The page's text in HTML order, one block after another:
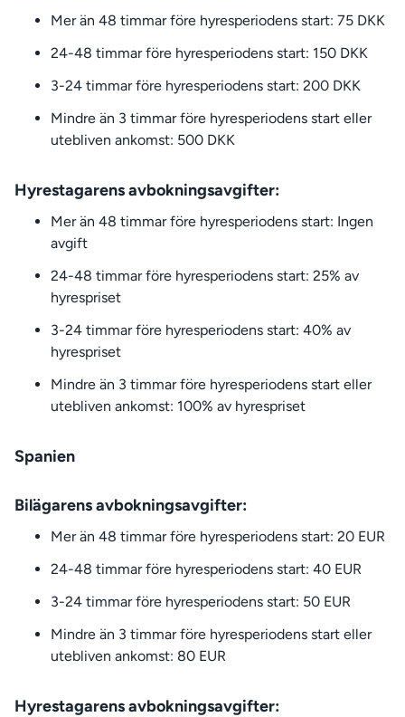
Mer än 48 timmar före hyresperiodens start: 75 DKK
24-48 timmar före hyresperiodens start: 150 DKK
3-24 timmar före hyresperiodens start: 200 DKK
Mindre än 3 timmar före hyresperiodens start eller
utebliven ankomst: 500 DKK
Hyrestagarens avbokningsavgifter:
Mer än 48 timmar före hyresperiodens start: Ingen
avgift
24-48 timmar före hyresperiodens start: 25% av
hyrespriset
3-24 timmar före hyresperiodens start: 40% av
hyrespriset
Mindre än 3 timmar före hyresperiodens start eller
utebliven ankomst: 100% av hyrespriset
Spanien
Bilägarens avbokningsavgifter:
Mer än 48 timmar före hyresperiodens start: 20 EUR
24-48 timmar före hyresperiodens start: 40 EUR
3-24 timmar före hyresperiodens start: 50 EUR
Mindre än 3 timmar före hyresperiodens start eller
utebliven ankomst: 80 EUR
Hyrestagarens avbokningsavgifter: